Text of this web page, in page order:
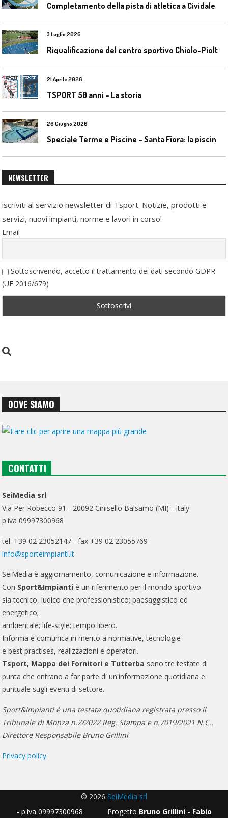
3 Luglio 2026
21 Aprile 2026
TSPORT 50 anni – La storia
26 Giugno 2026
NEWSLETTER
iscriviti al servizio newsletter di Tsport. Notizie, prodotti e
servizi, nuovi impianti, norme e lavori in corso!
Email
Sottoscrivendo, accetto il trattamento dei dati secondo GDPR
(UE 2016/679)
DOVE SIAMO
CONTATTI
SeiMedia srl
Via Per Robecco 91 - 20092 Cinisello Balsamo (MI) - Italy
p.iva 09997300968
tel. +39 02 23052147 - fax +39 02 23055769
info@sporteimpianti.it
SeiMedia è aggiornamento, comunicazione e informazione.
Con Sport&Impianti è un riferimento per il mondo sportivo
sia tecnico, ludico che professionistico; paesaggistico ed
energetico;
ambientale; life-style; tempo libero.
Informa e comunica in merito a normative, tecnologie
e best practises, realizzazioni e operatori.
Tsport, Mappa dei Fornitori e Tutterba sono tre testate di
punta che entrano a far parte di un'informazione quotidiana e
puntuale sugli eventi di settore.
Sport&Impianti è una testata quotidiana registrata presso il
Tribunale di Monza n.2/2022 Reg. Stampa e n.7019/2021 N.C..
Direttore Responsabile Bruno Grillini
Privacy policy
© 2026 SeiMedia srl
- p.iva 09997300968 Progetto Bruno Grillini - Fabio